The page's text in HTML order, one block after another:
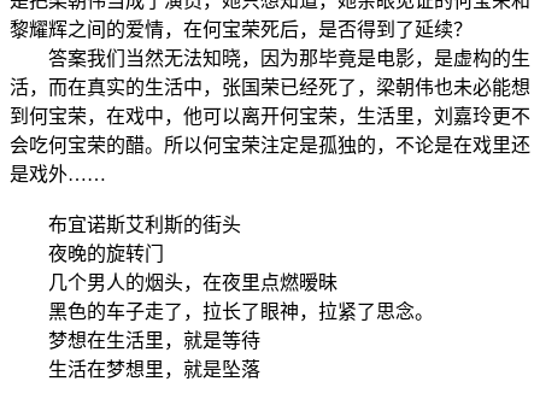
黎耀辉之间的爱情，在何宝荣死后，是否得到了延续？
答案我们当然无法知晓，因为那毕竟是电影，是虚构的生
活，而在真实的生活中，张国荣已经死了，梁朝伟也未必能想
到何宝荣，在戏中，他可以离开何宝荣，生活里，刘嘉玲更不
会吃何宝荣的醋。所以何宝荣注定是孤独的，不论是在戏里还
是戏外……
布宜诺斯艾利斯的街头
夜晚的旋转门
几个男人的烟头，在夜里点燃暧昧
黑色的车子走了，拉长了眼神，拉紧了思念。
梦想在生活里，就是等待
生活在梦想里，就是坠落